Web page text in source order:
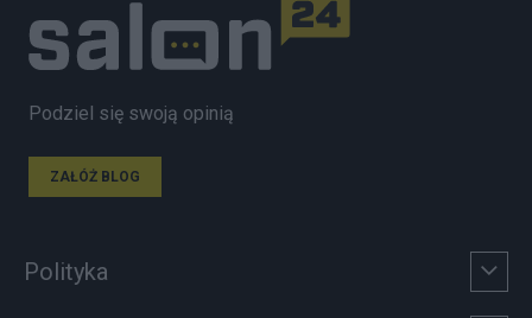
Podziel się swoją opinią
ZAŁÓŻ BLOG
Polityka